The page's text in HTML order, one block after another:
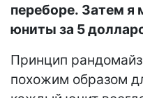
переборе. Затем я
юниты за 5
Принцип
похожим образом